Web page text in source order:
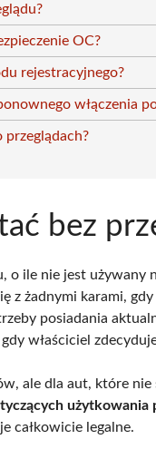
OC?
rejestracyjnego?
włączenia
przeglądach?
bez
o ile nie jest
z żadnymi karami,
posiadania
właściciel
ale dla aut, które
użytkowania
całkowicie legalne.